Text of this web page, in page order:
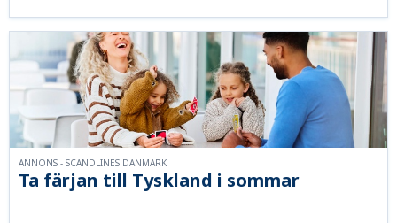
Ta färjan till Tyskland i sommar
ANNONS - SCANDLINES DANMARK